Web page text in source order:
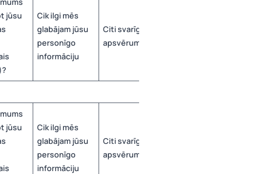
jūsu
Cik ilgi mēs
glabājam jūsu
personīgo
informāciju
Citi svarīgi
apsvērumi
jūsu
Cik ilgi mēs
glabājam jūsu
personīgo
informāciju
Citi svarīgi
apsvērumi